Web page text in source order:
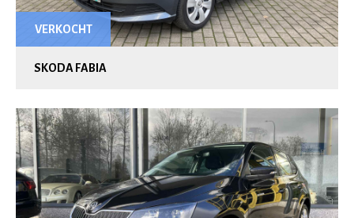
VERKOCHT
SKODA FABIA